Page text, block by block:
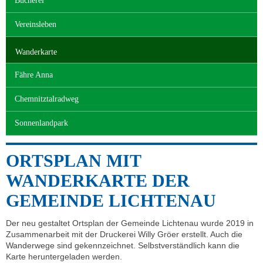
Vereinsleben
Wanderkarte
Fähre Anna
Chemnitztalradweg
Sonnenlandpark
ORTSPLAN MIT
WANDERKARTE DER
GEMEINDE LICHTENAU
Der neu gestaltet Ortsplan der Gemeinde Lichtenau wurde 2019 in
Zusammenarbeit mit der Druckerei Willy Gröer erstellt. Auch die
Wanderwege sind gekennzeichnet. Selbstverständlich kann die
Karte heruntergeladen werden.